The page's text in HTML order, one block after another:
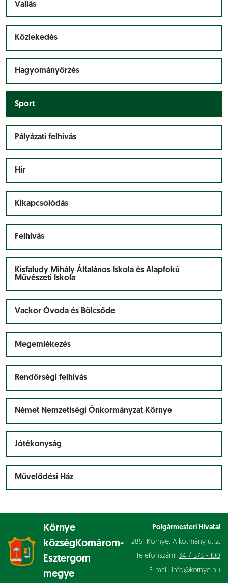
Vallás
Közlekedés
Hagyományőrzés
Sport
Pályázati felhívás
Hír
Kikapcsolódás
Felhívás
Kisfaludy Mihály Általános Iskola és Alapfokú
Művészeti Iskola
Vackor Óvoda és Bölcsőde
Megemlékezés
Rendőrségi felhívás
Német Nemzetiségi Önkormányzat Környe
Jótékonyság
Művelődési Ház
Környe
községKomárom-
Esztergom
megye
Polgármesteri Hivatal
2851 Környe, Alkotmány u. 2.
Telefonszám: 34 / 573 - 100
E-mail: info@kornye.hu